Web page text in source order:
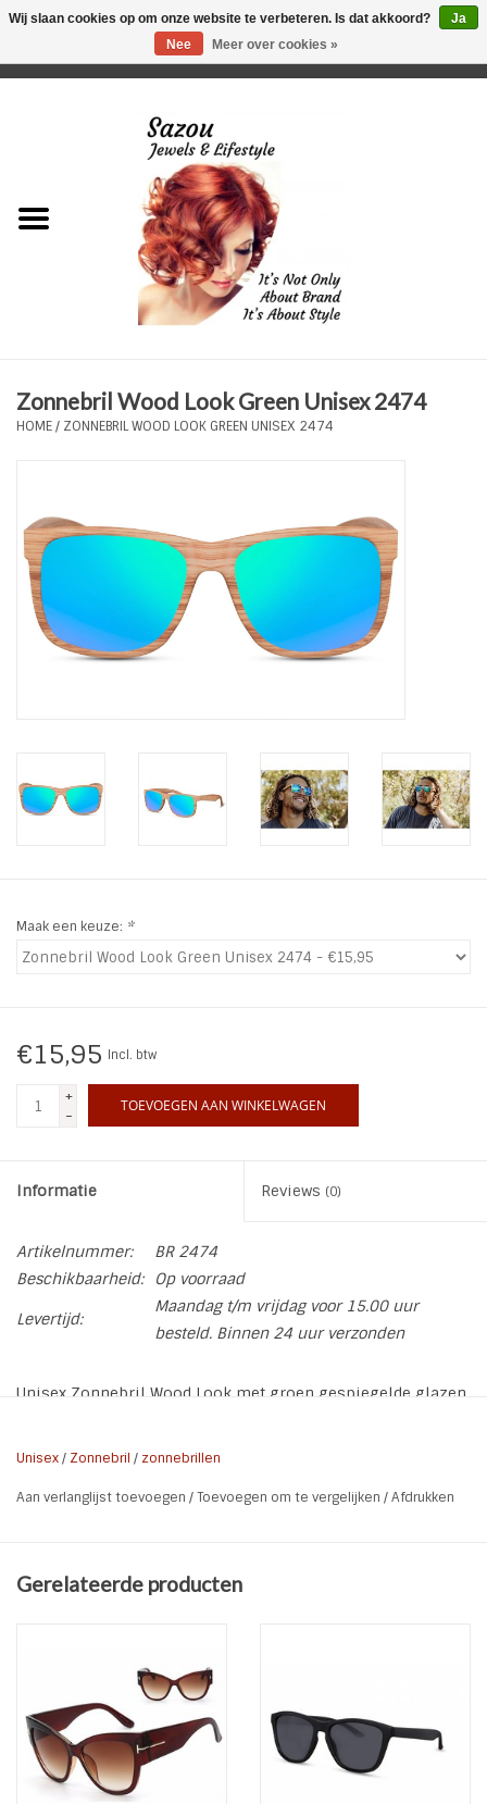
Just for Him
Plus Size Sieraden
Tassen en meer
Haaraccesoires
Zonnebrillen
LIFESTYLE PRODUCTEN
Zonnebril Wood Look Green Unisex 2474
HOME/ ZONNEBRIL WOOD LOOK GREEN UNISEX 2474
Maak een keuze: *
€15,95 Incl. btw
+
-
TOEVOEGEN AAN WINKELWAGEN
Informatie Reviews (0)
Artikelnummer:
BR 2474
Beschikbaarheid:
Op voorraad
Levertijd:
Maandag t/m vrijdag voor 15.00 uur
besteld. Binnen 24 uur verzonden
Unisex Zonnebril Wood Look met groen gespiegelde glazen
UV-bescherming
100% UV-bescherming, categorie 3
Hoogte
4,9 cm
Groen
Kunststof
Unisex/ Zonnebril / zonnebrillen
Aan verlanglijst toevoegen /Toevoegen om te vergelijken /Afdrukken
Gerelateerde producten
Wij slaan cookies op om onze website te verbeteren. Is dat akkoord?
Ja
Nee
Meer over cookies »